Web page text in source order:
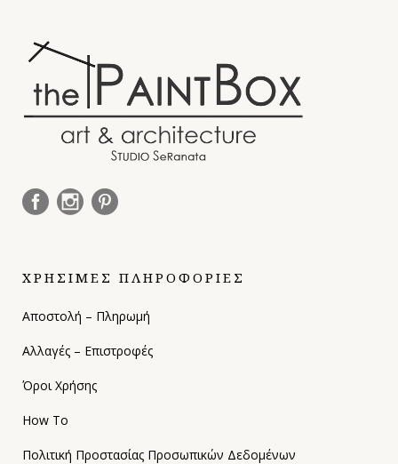
ΧΡΗΣΙΜΕΣ ΠΛΗΡΟΦΟΡΙΕΣ
Αποστολή – Πληρωμή
Αλλαγές – Επιστροφές
Όροι Χρήσης
How To
Πολιτική Προστασίας Προσωπικών Δεδομένων